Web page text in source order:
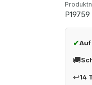
P19759
✔
🚚
↩14